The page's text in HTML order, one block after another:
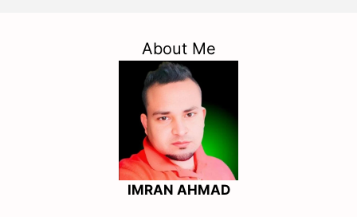
About Me
IMRAN AHMAD